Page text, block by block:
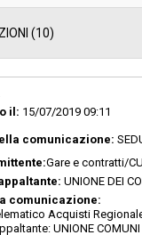
(10)
il: 15/07/2019 09:11
comunicazione:
Gare e contratti/
UNIONE DEI
comunicazione:
Acquisti
UNIONE